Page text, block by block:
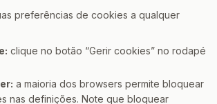
preferências de cookies a qualquer
clique no botão “Gerir cookies” no rodapé
a maioria dos browsers permite bloquear
nas definições. Note que bloquear